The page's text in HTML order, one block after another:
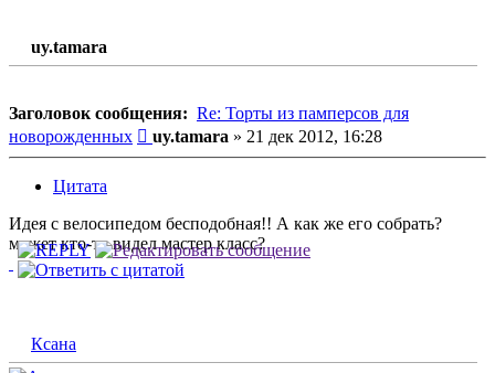
uy.tamara
Заголовок сообщения: Re: Торты из памперсов для
новорожденных
Сообщение
uy.tamara » 21 дек 2012, 16:28
Цитата
Идея с велосипедом бесподобная!! А как же его собрать?
может кто-то видел мастер класс?
Ксана